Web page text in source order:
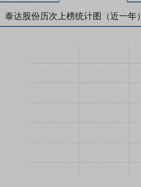
泰达股份历次上榜统计图（近一年）